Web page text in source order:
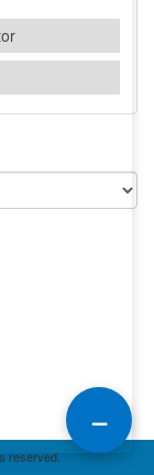
reserved.
–